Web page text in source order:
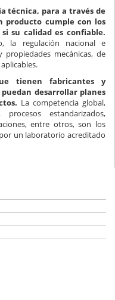
técnica, para a través de
producto cumple con los
su calidad es confiable.
la regulación nacional e
mecánicas, de
tienen fabricantes y
desarrollar planes
La competencia global,
estandarizados,
entre otros, son los
un laboratorio acreditado